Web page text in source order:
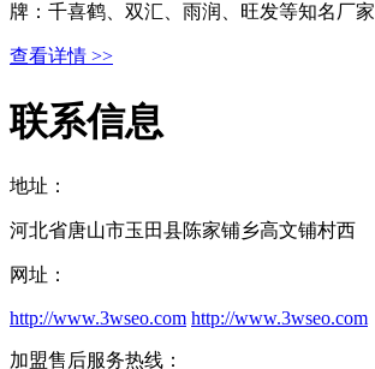
牌：千喜鹤、双汇、雨润、旺发等知名厂家
查看详情 >>
联系信息
地址：
河北省唐山市玉田县陈家铺乡高文铺村西
网址：
http://www.3wseo.com http://www.3wseo.com
加盟售后服务热线：